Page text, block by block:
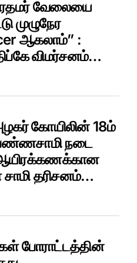
வேலையை
முழுநேர
ஆகலாம்” :
விமர்சனம்…
கோயிலின் 18ம்
நடை
ஆயிரக்கணக்கான
தரிசனம்…
போராட்டத்தின்